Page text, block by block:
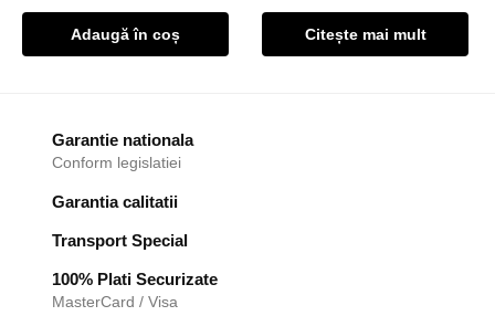
Adaugă în coș Citește mai mult
Garantie nationala
Conform legislatiei
Garantia calitatii
Transport Special
100% Plati Securizate
MasterCard / Visa